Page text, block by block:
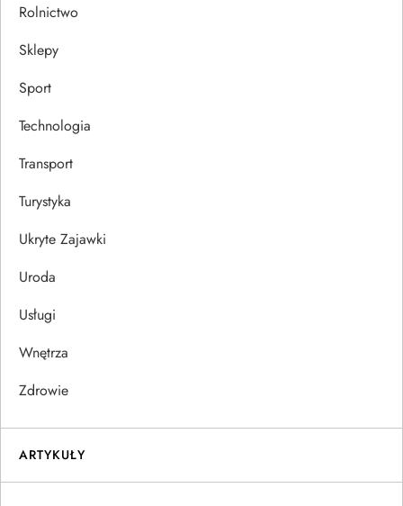
Rolnictwo
Sklepy
Sport
Technologia
Transport
Turystyka
Ukryte Zajawki
Uroda
Usługi
Wnętrza
Zdrowie
ARTYKUŁY